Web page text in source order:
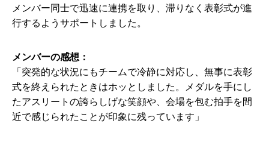
メンバー同士で迅速に連携を取り、滞りなく表彰式が進
行するようサポートしました。
メンバーの感想：
「突発的な状況にもチームで冷静に対応し、無事に表彰
式を終えられたときはホッとしました。メダルを手にし
たアスリートの誇らしげな笑顔や、会場を包む拍手を間
近で感じられたことが印象に残っています」